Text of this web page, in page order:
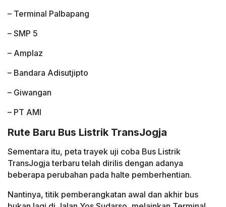
– Terminal Palbapang
– SMP 5
– Amplaz
– Bandara Adisutjipto
– Giwangan
– PT AMI
Rute Baru Bus Listrik TransJogja
Sementara itu, peta trayek uji coba Bus Listrik
TransJogja terbaru telah dirilis dengan adanya
beberapa perubahan pada halte pemberhentian.
Nantinya, titik pemberangkatan awal dan akhir bus